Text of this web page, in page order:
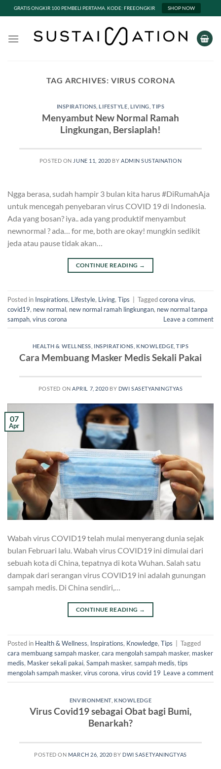
GRATIS ONGKIR 100 PEMBELI PERTAMA. KODE: FREEONGKIR SHOP NOW
TAG ARCHIVES: VIRUS CORONA
INSPIRATIONS ,LIFESTYLE LIVING ,TIPS
Menyambut New Normal Ramah
Lingkungan, Bersiaplah!
POSTED ON JUNE 11, 2020 BYADMIN SUSTAINATION
Ngga berasa, sudah hampir 3 bulan kita harus #DiRumahAja
untuk mencegah penyebaran virus COVID 19 di Indonesia.
Ada yang bosan? iya.. ada yang produktif menyambut
newnormal ? ada… for me, both are okay! mungkin sedikit
jeda atau pause tidak akan…
CONTINUE READING →
Posted in Inspirations, Lifestyle, Living, Tips | Taggedcorona virus,
covid19, new normal, new normal ramah lingkungan, new normal tanpa
sampah, virus corona Leave a comment
HEALTH & WELLNESS INSPIRATIONS KNOWLEDGE ,TIPS
Cara Membuang Masker Medis Sekali Pakai
POSTED ONAPRIL 7, 2020 BY DWI SASETYANINGTYAS
07
Apr
Wabah virus COVID19 telah mulai menyerang dunia sejak
bulan Februari lalu. Wabah virus COVID19 ini dimulai dari
sebuah kota di China, tepatnya di kota Wuhan. Salah satu
dampak dari serangan virus COVID19 ini adalah gunungan
sampah medis. Di China sendiri,…
CONTINUE READING →
Posted in Health & Wellness, Inspirations, Knowledge, Tips
Tagged
cara membuang sampah masker, cara mengolah sampah masker, masker
medis, Masker sekali pakai, Sampah masker, sampah medis, tips
mengolah sampah masker, virus corona, virus covid 19 Leave a comment
ENVIRONMENT KNOWLEDGE
Virus Covid19 sebagai Obat bagi Bumi,
Benarkah?
POSTED ON MARCH 26, 2020 BY DWI SASETYANINGTYAS